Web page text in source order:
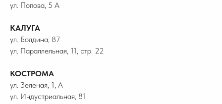
ул. Попова, 5 А
КАЛУГА
ул. Болдина, 87
ул. Параллельная, 11, стр. 22
КОСТРОМА
ул. Зеленая, 1, А
ул. Индустриальная, 81